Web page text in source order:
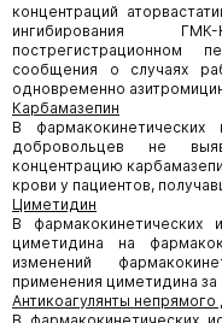
концентраций
ингибирования
пострегистрационном
сообщения о случаях
одновременно
Карбамазепин
В фармакокинетических
добровольцев не
концентрацию
крови у пациентов,
Циметидин
В фармакокинетических
циметидина на
изменений
применения циметидина за
Антикоагулянты